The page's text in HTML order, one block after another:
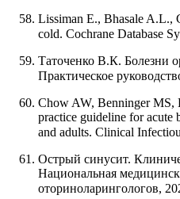
Lissiman E., Bhasale A.L.,
cold. Cochrane Database
Таточенко В.К. Болезни
Практическое
Chow AW, Benninger
practice guideline for acute
and adults. Clinical
Острый синусит.
Национальная
оториноларингологов,